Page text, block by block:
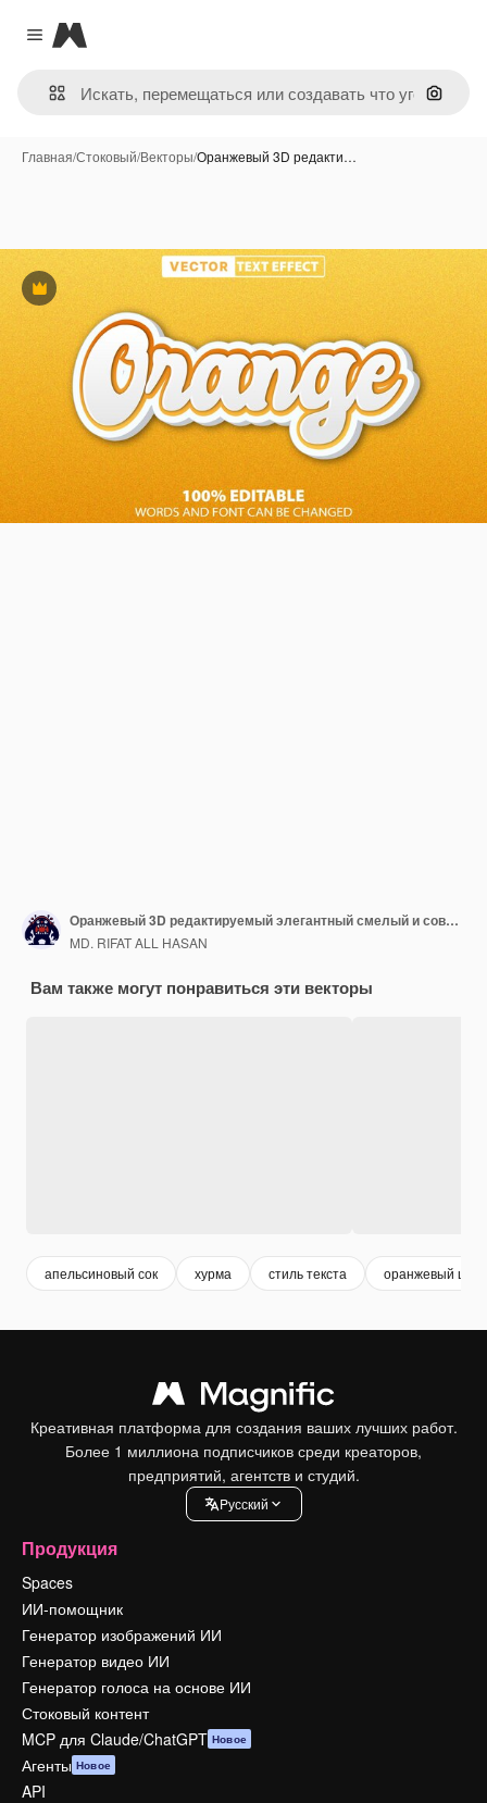
Close menu
Magnific
Поиск
Главная/Стоковый/Векторы/Оранжевый 3D редакти…
Премиум
Оранжевый 3D редактируемый элегантный смелый и современный стиль текстового эффекта
MD. RIFAT ALL HASAN
Вам также могут понравиться эти векторы
апельсиновый сок хурма стиль текста оранжевый цвет
Креативная платформа для создания ваших лучших работ.
Более 1 миллиона подписчиков среди креаторов,
предприятий, агентств и студий.
Pусский
Продукция
Spaces
ИИ-помощник
Генератор изображений ИИ
Генератор видео ИИ
Генератор голоса на основе ИИ
Стоковый контент
MCP для Claude/ChatGPT Новое
Агенты Новое
API